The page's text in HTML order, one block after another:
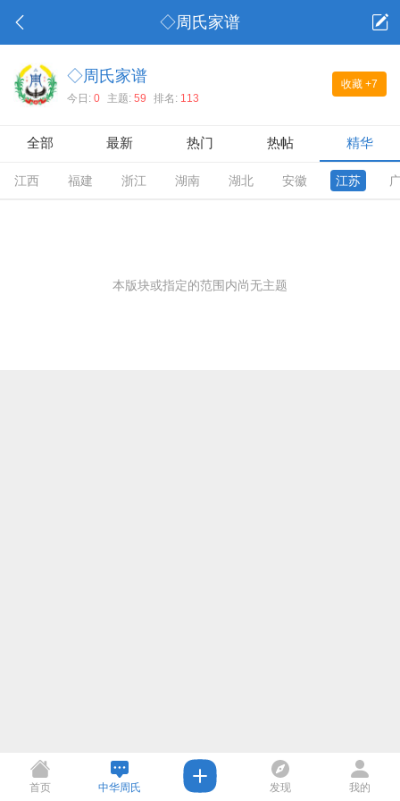
◇周氏家谱
收藏 +7
◇周氏家谱
今日: 0 主题: 59 排名: 113
全部 最新 热门 热帖 精华
江西 福建 浙江 湖南 湖北 安徽 江苏
本版块或指定的范围内尚无主题
首页 中华周氏 发现 我的